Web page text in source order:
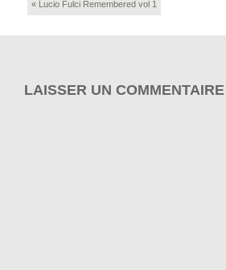
« Lucio Fulci Remembered vol 1
LAISSER UN COMMENTAIRE